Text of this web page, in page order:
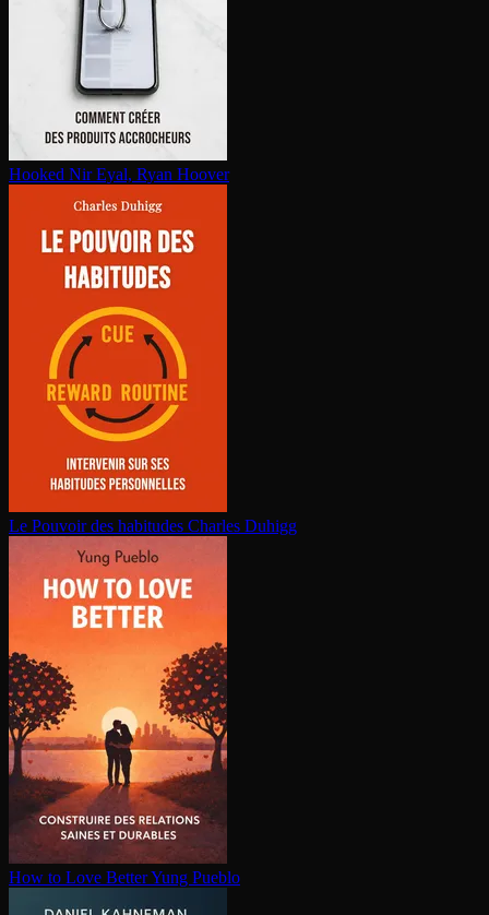
Hooked Nir Eyal, Ryan Hoover
Le Pouvoir des habitudes Charles Duhigg
How to Love BetterYung Pueblo